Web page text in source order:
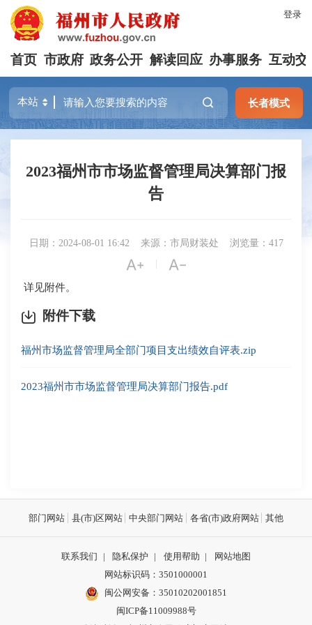
登录
首页 市政府 政务公开 解读回应 办事服务 互动交
长者模式
2023福州市市场监督管理局决算部门报
告
日期：2024-08-01 16:42 来源：市局财装处 浏览量：417
 | 
详见附件。
附件下载
福州市场监督管理局全部门项目支出绩效自评表.zip
2023福州市市场监督管理局决算部门报告.pdf
部门网站 县(市)区网站 中央部门网站 各省(市)政府网站 其他
联系我们 | 隐私保护 | 使用帮助 |
网站地图
网站标识码：3501000001
闽公网安备： 35010202001851
闽ICP备11009988号